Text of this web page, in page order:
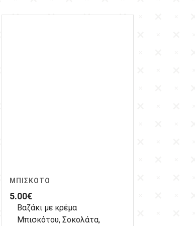
ΜΠΙΣΚΌΤΟ
5.00€
Βαζάκι με κρέμα
Μπισκότου, Σοκολάτα,